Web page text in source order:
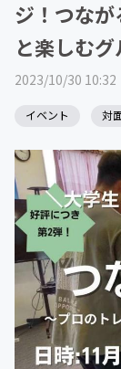
ジ！つな
と楽しむ
2023/10/30 10:32
イベント 対